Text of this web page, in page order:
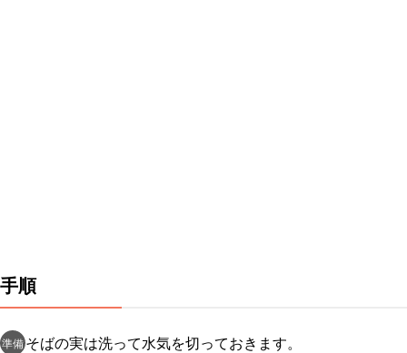
手順
準備 そばの実は洗って水気を切っておきます。